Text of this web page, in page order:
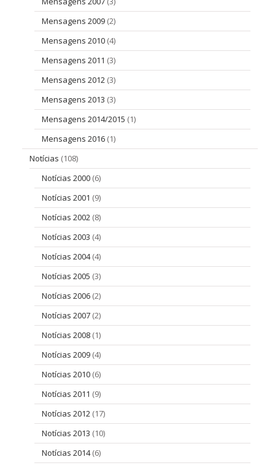
Mensagens 2009 (2)
Mensagens 2010 (4)
Mensagens 2011 (3)
Mensagens 2012 (3)
Mensagens 2013 (3)
Mensagens 2014/2015 (1)
Mensagens 2016 (1)
Notícias (108)
Notícias 2000 (6)
Notícias 2001 (9)
Notícias 2002 (8)
Notícias 2003 (4)
Notícias 2004(4)
Notícias 2005 (3)
Notícias 2006 (2)
Notícias 2007 (2)
Notícias 2008 (1)
Notícias 2009 (4)
Notícias 2010 (6)
Notícias 2011 (9)
Notícias 2012 (17)
Notícias 2013 (10)
Notícias 2014(6)